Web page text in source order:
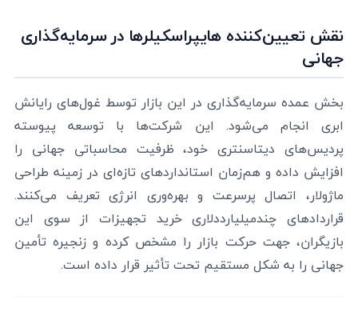
نقش تعیین‌کننده هایپراسکیلرها در سرمایه‌گذاری
جهانی
بخش عمده سرمایه‌گذاری در این بازار توسط غول‌های رایانش
ابری انجام می‌شود. این شرکت‌ها با توسعه پیوسته
پردیس‌های دیتاسنتری خود، ظرفیت محاسباتی جهانی را
افزایش داده و هم‌زمان استانداردهای تازه‌ای در زمینه طراحی
ماژولار، اتصال پرسرعت و بهره‌وری انرژی تعریف می‌کنند.
قراردادهای چندمیلیارددلاری خرید تجهیزات از سوی این
بازیگران، جهت حرکت بازار را مشخص کرده و زنجیره تأمین
جهانی را به شکل مستقیم تحت تأثیر قرار داده است.